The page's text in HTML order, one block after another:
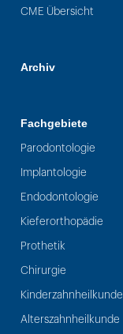
CME Übersicht
Archiv
Fachgebiete
Parodontologie
Implantologie
Endodontologie
Kieferorthopädie
Prothetik
Chirurgie
Kinderzahnheilkunde
Alterszahnheilkunde